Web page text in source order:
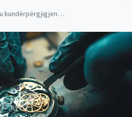
kundërpërgjigjen…